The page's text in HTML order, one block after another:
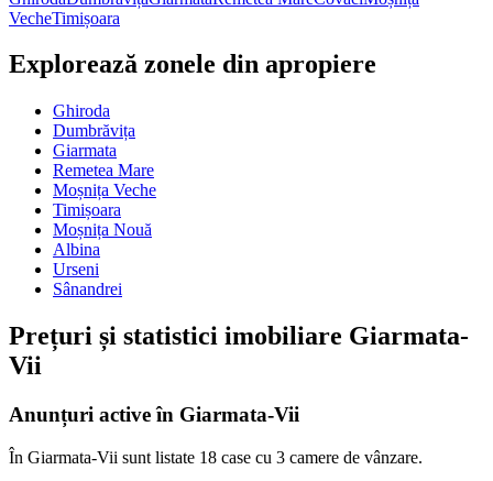
VecheTimișoara
Explorează zonele din apropiere
Ghiroda
Dumbrăvița
Giarmata
Remetea Mare
Moșnița Veche
Timișoara
Moșnița Nouă
Albina
Urseni
Sânandrei
Prețuri și statistici imobiliare Giarmata-
Vii
Anunțuri active în Giarmata-Vii
În Giarmata-Vii sunt listate 18 case cu 3 camere de vânzare.